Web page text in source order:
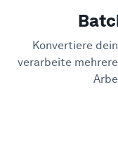
Konvertiere
verarbeite